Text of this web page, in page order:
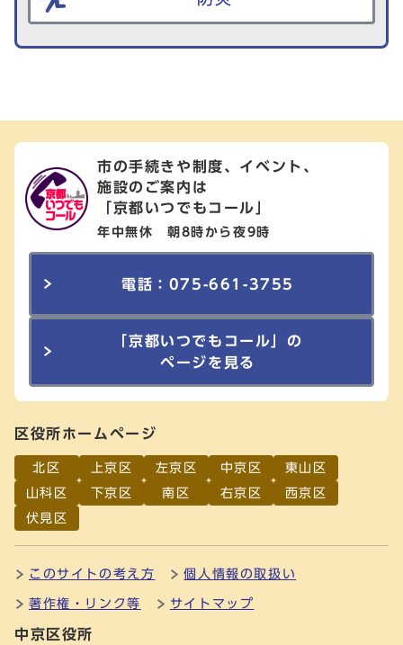
市の手続きや制度、イベント、
施設のご案内は
「京都いつでもコール」
年中無休 朝8時から夜9時
電話：075-661-3755
「京都いつでもコール」の
ページを見る
区役所ホームページ
北区 上京区 左京区 中京区
東山区
山科区
下京区 南区 右京区
西京区
伏見区
このサイトの考え方 個人情報の取扱い
著作権・リンク等 サイトマップ
中京区役所